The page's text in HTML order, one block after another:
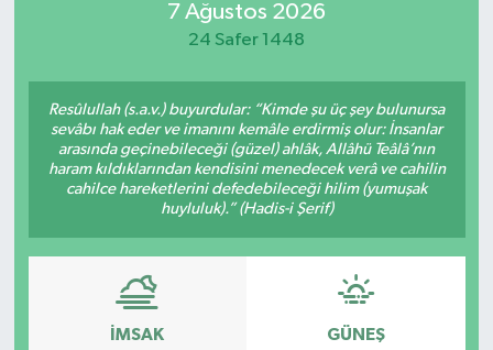
7 Ağustos 2026
24 Safer 1448
Resûlullah (s.a.v.) buyurdular: “Kimde şu üç şey bulunursa
sevâbı hak eder ve imanını kemâle erdirmiş olur: İnsanlar
arasında geçinebileceği (güzel) ahlâk, Allâhü Teâlâ’nın
haram kıldıklarından kendisini menedecek verâ ve cahilin
cahilce hareketlerini defedebileceği hilim (yumuşak
huyluluk).” (Hadis-i Şerif)
İMSAK GÜNEŞ
Magazin
Özel Haber